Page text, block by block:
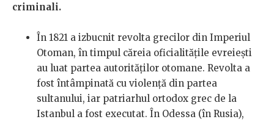
criminali.
În 1821 a izbucnit revolta grecilor din Imperiul
Otoman, în timpul căreia oficialitățile evreiești
au luat partea autorităților otomane. Revolta a
fost întâmpinată cu violență din partea
sultanului, iar patriarhul ortodox grec de la
Istanbul a fost executat. În Odessa (în Rusia),